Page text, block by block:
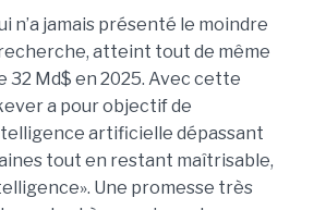
n’a jamais présenté le moindre
atteint tout de même
32 Md$ en 2025. Avec cette
a pour objectif de
artificielle dépassant
tout en restant maîtrisable,
Une promesse très